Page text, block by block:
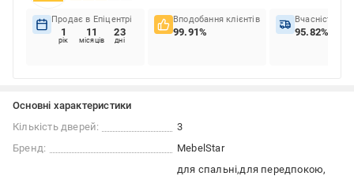
Продає в Епіцентрі
1
рік
11
місяців
23
дні
Вподобання клієнтів
99.91%
Вчасність
95.82%
Основні характеристики
Кількість дверей:
3
Бренд:
MebelStar
для спальні для передпокою